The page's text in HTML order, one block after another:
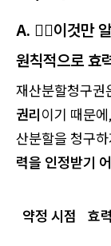
A. 💁‍♀️이것만
원칙적으로 효
재산분할청구권
권리이기 때문
산분할을 청구
력을 인정받기
약정 시점 효